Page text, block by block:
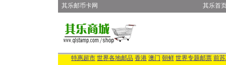
其乐邮币卡网 其乐首
特惠超市 世界各地邮品 香港 澳门 朝鲜 世界专题邮票 前